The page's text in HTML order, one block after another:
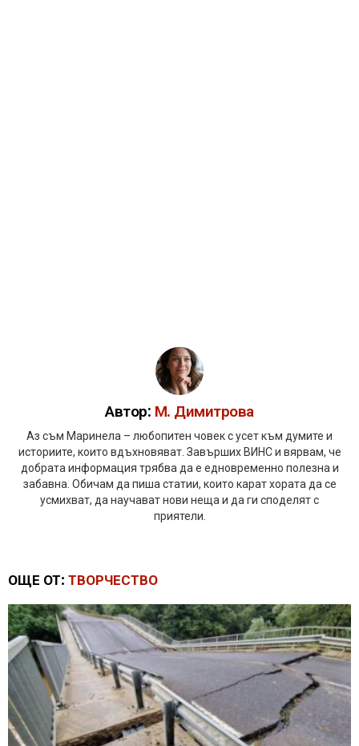
Автор: М. Димитрова
Аз съм Маринела – любопитен човек с усет към думите и
историите, които вдъхновяват. Завърших ВИНС и вярвам, че
добрата информация трябва да е едновременно полезна и
забавна. Обичам да пиша статии, които карат хората да се
усмихват, да научават нови неща и да ги споделят с
приятели.
ОЩЕ ОТ: ТВОРЧЕСТВО